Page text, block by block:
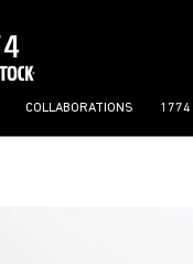
COLLABORATIONS